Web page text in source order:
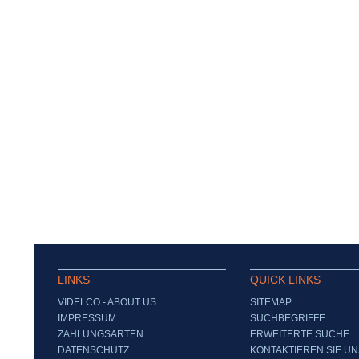
LINKS
VIDELCO - ABOUT US
IMPRESSUM
ZAHLUNGSARTEN
DATENSCHUTZ
QUICK LINKS
SITEMAP
SUCHBEGRIFFE
ERWEITERTE SUCHE
KONTAKTIEREN SIE